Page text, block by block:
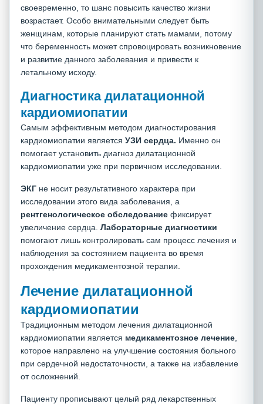
своевременно, то шанс повысить качество жизни
возрастает. Особо внимательными следует быть
женщинам, которые планируют стать мамами, потому
что беременность может спровоцировать возникновение
и развитие данного заболевания и привести к
летальному исходу.
Диагностика дилатационной
кардиомиопатии
Самым эффективным методом диагностирования
кардиомиопатии является УЗИ сердца. Именно он
помогает установить диагноз дилатационной
кардиомиопатии уже при первичном исследовании.
ЭКГ не носит результативного характера при
исследовании этого вида заболевания, а
рентгенологическое обследование фиксирует
увеличение сердца. Лабораторные диагностики
помогают лишь контролировать сам процесс лечения и
наблюдения за состоянием пациента во время
прохождения медикаментозной терапии.
Лечение дилатационной
кардиомиопатии
Традиционным методом лечения дилатационной
кардиомиопатии является медикаментозное лечение
которое направлено на улучшение состояния больного
при сердечной недостаточности, а также на избавление
от осложнений.
Пациенту прописывают целый ряд лекарственных